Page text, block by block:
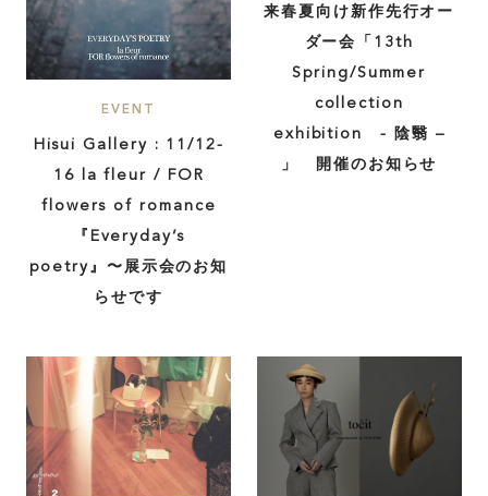
EVENT
Hisui Gallery : 11/12-
16 la fleur / FOR
flowers of romance
『Everyday’s
poetry』〜展示会のお知
らせです
来春夏向け新作先行オー
ダー会「13th
Spring/Summer
collection
exhibition - 陰翳 –
」 開催のお知らせ